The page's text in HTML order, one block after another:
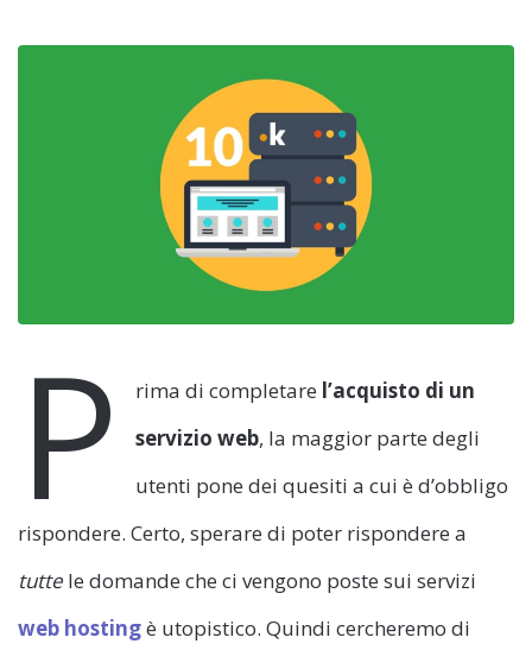
P rima di completare l’acquisto di un
servizio web, la maggior parte degli
utenti pone dei quesiti a cui è d’obbligo
rispondere. Certo, sperare di poter rispondere a
tutte le domande che ci vengono poste sui servizi
web hostingè utopistico. Quindi cercheremo di